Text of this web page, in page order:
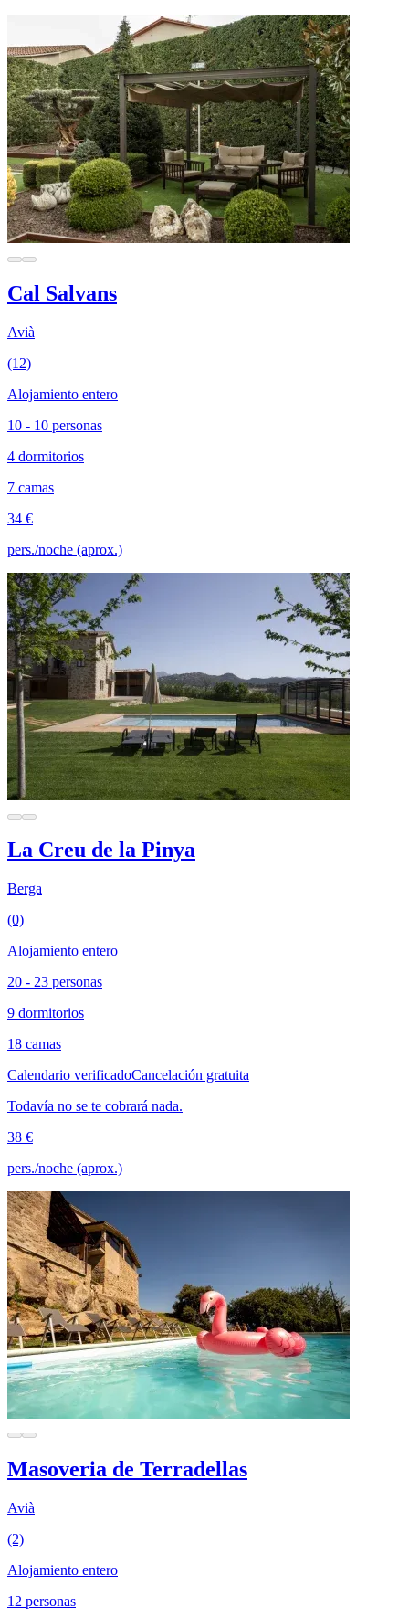
Cal Salvans
Avià
(12)
Alojamiento entero
10 - 10 personas
4 dormitorios
7 camas
34 €
pers./noche (aprox.)
La Creu de la Pinya
Berga
(0)
Alojamiento entero
20 - 23 personas
9 dormitorios
18 camas
Calendario verificadoCancelación gratuita
Todavía no se te cobrará nada.
38 €
pers./noche (aprox.)
Masoveria de Terradellas
Avià
(2)
Alojamiento entero
12 personas